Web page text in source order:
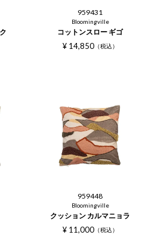
959431
Bloomingville
コットンスロー ギゴ
¥ 14,850 税込
959448
Bloomingville
クッション カルマニョラ
¥ 11,000 税込